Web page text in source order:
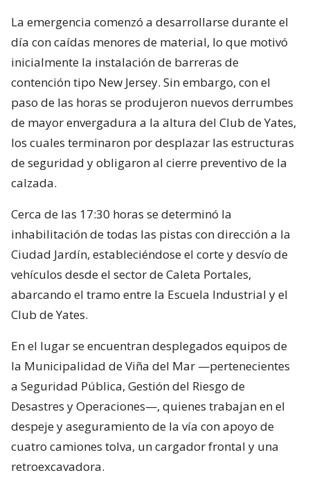
La emergencia comenzó a desarrollarse durante el
día con caídas menores de material, lo que motivó
inicialmente la instalación de barreras de
contención tipo New Jersey. Sin embargo, con el
paso de las horas se produjeron nuevos derrumbes
de mayor envergadura a la altura del Club de Yates,
los cuales terminaron por desplazar las estructuras
de seguridad y obligaron al cierre preventivo de la
calzada.
Cerca de las 17:30 horas se determinó la
inhabilitación de todas las pistas con dirección a la
Ciudad Jardín, estableciéndose el corte y desvío de
vehículos desde el sector de Caleta Portales,
abarcando el tramo entre la Escuela Industrial y el
Club de Yates.
En el lugar se encuentran desplegados equipos de
la Municipalidad de Viña del Mar —pertenecientes
a Seguridad Pública, Gestión del Riesgo de
Desastres y Operaciones—, quienes trabajan en el
despeje y aseguramiento de la vía con apoyo de
cuatro camiones tolva, un cargador frontal y una
retroexcavadora.